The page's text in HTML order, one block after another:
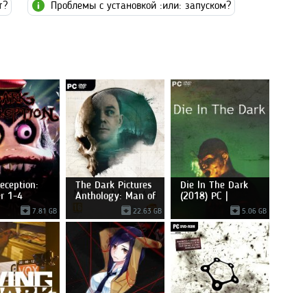
Проблемы с установкой :или: запуском?
1-4
7.81 GB
The Dark Pictures
Anthology: Man of
22.63 GB
Die In The Dark
(2018) PC |
5.06 GB